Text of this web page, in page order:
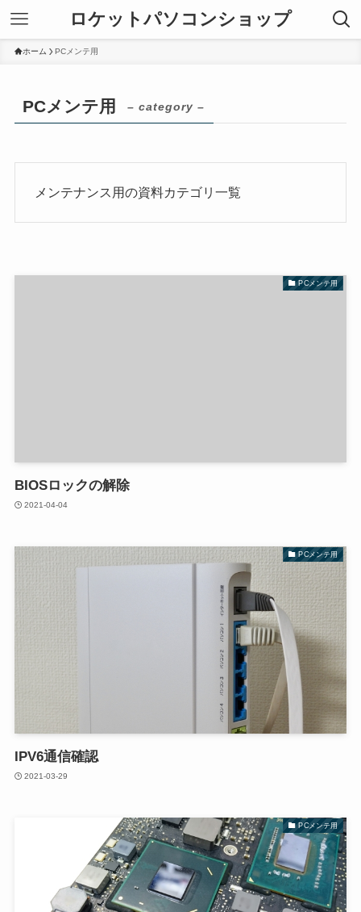
ロケットパソコンショップ
ホーム PCメンテ用
PCメンテ用 – category –
メンテナンス用の資料カテゴリ一覧
PCメンテ用
BIOSロックの解除
2021-04-04
PCメンテ用
IPV6通信確認
2021-03-29
PCメンテ用